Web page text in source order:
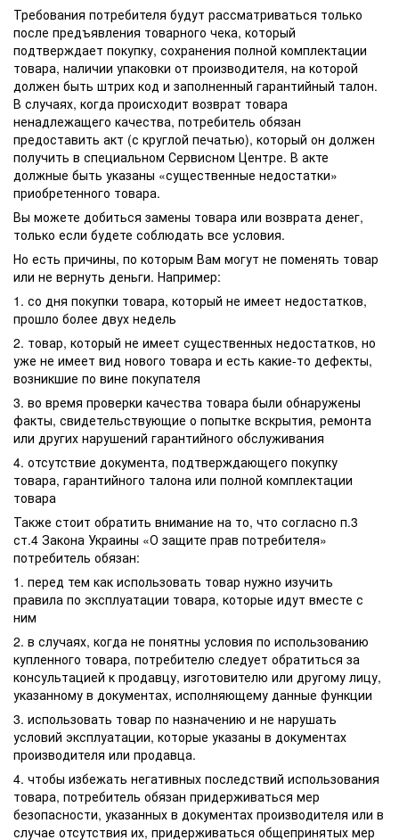
Требования потребителя будут рассматриваться только
после предъявления товарного чека, который
подтверждает покупку, сохранения полной комплектации
товара, наличии упаковки от производителя, на которой
должен быть штрих код и заполненный гарантийный талон.
В случаях, когда происходит возврат товара
ненадлежащего качества, потребитель обязан
предоставить акт (с круглой печатью), который он должен
получить в специальном Сервисном Центре. В акте
должные быть указаны «существенные недостатки»
приобретенного товара.
Вы можете добиться замены товара или возврата денег,
только если будете соблюдать все условия.
Но есть причины, по которым Вам могут не поменять товар
или не вернуть деньги. Например:
1. со дня покупки товара, который не имеет недостатков,
прошло более двух недель
2. товар, который не имеет существенных недостатков, но
уже не имеет вид нового товара и есть какие-то дефекты,
возникшие по вине покупателя
3. во время проверки качества товара были обнаружены
факты, свидетельствующие о попытке вскрытия, ремонта
или других нарушений гарантийного обслуживания
4. отсутствие документа, подтверждающего покупку
товара, гарантийного талона или полной комплектации
товара
Также стоит обратить внимание на то, что согласно п.3
ст.4 Закона Украины «О защите прав потребителя»
потребитель обязан:
1. перед тем как использовать товар нужно изучить
правила по эксплуатации товара, которые идут вместе с
ним
2. в случаях, когда не понятны условия по использованию
купленного товара, потребителю следует обратиться за
консультацией к продавцу, изготовителю или другому лицу,
указанному в документах, исполняющему данные функции
3. использовать товар по назначению и не нарушать
условий эксплуатации, которые указаны в документах
производителя или продавца.
4. чтобы избежать негативных последствий использования
товара, потребитель обязан придерживаться мер
безопасности, указанных в документах производителя или в
случае отсутствия их, придерживаться общепринятых мер